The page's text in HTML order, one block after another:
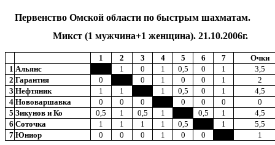
Первенство Омской области по быстрым шахматам.
Микст (1 мужчина+1 женщина). 21.10.2006г.
1 2 3 4 5 6 7
Очки
1 Альянс 1 0 1 0,5 0 1
3,5
2 Гарантия 0 0 1 0 0 1
2
3 Нефтяник 1 1 1 0,5 0 1
4,5
4 Нововаршавка 0 0 0 0 0 0
0
5 Зикунов и Ко 0,5 1 0,5 1 0,5 1
4,5
6 Соточка 1 1 1 1 0,5 1
5,5
7 Юниор 0 0 0 1 0 0 1